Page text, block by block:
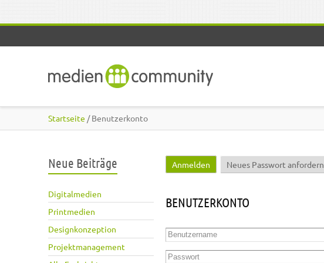
Startseite / Benutzerkonto
Neue Beiträge
Digitalmedien
Printmedien
Designkonzeption
Projektmanagement
Haupt-Reiter
Anmelden (aktiver Reiter)
Neues Passwort anfordern
BENUTZERKONTO
Benutzername
Passwort